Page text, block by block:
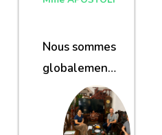
Nous sommes
globalement
satisfaits du
voyage